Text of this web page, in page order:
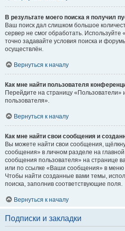
В результате моего поиска я получил
Ваш поиск дал слишком большое
сервер не смог обработать.
точно задавайте условия поиска и
осуществлён.
Вернуться к началу
Как мне найти пользователя
Перейдите на страницу «Пользователи»
пользователя».
Вернуться к началу
Как мне найти свои сообщения и
Вы можете найти свои сообщения,
сообщения» в личном разделе на
сообщения пользователя» на странице
или по ссылке «Ваши сообщения» в меню
Чтобы найти созданные вами темы,
поиска, заполнив соответствующие поля.
Вернуться к началу
Подписки и закладки